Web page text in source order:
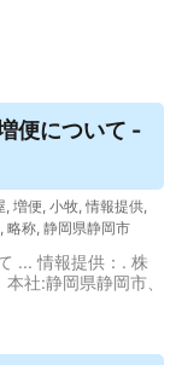
便について -
, 増便, 小牧, 情報提供,
, 略称, 静岡県静岡市
... 情報提供：. 株
社:静岡県静岡市、